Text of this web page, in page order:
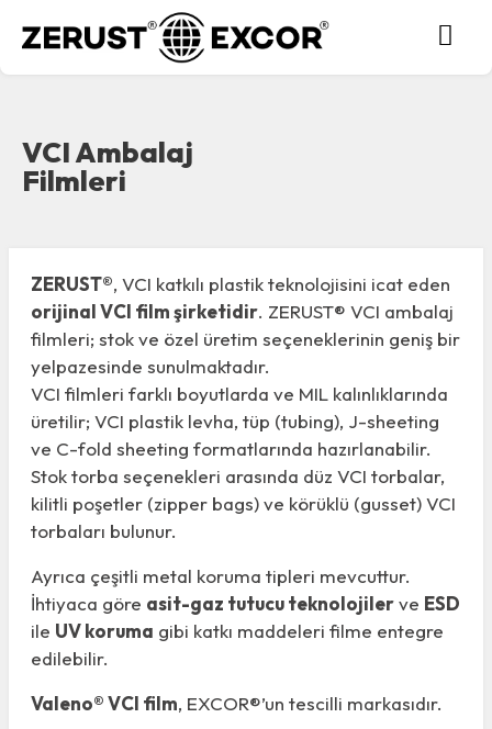
VCI Ambalaj
Filmleri
ZERUST®, VCI katkılı plastik teknolojisini icat eden
orijinal VCI film şirketidir. ZERUST® VCI ambalaj
filmleri; stok ve özel üretim seçeneklerinin geniş bir
yelpazesinde sunulmaktadır.
VCI filmleri farklı boyutlarda ve MIL kalınlıklarında
üretilir; VCI plastik levha, tüp (tubing), J-sheeting
ve C-fold sheeting formatlarında hazırlanabilir.
Stok torba seçenekleri arasında düz VCI torbalar,
kilitli poşetler (zipper bags) ve körüklü (gusset) VCI
torbaları bulunur.
Ayrıca çeşitli metal koruma tipleri mevcuttur.
İhtiyaca göre asit-gaz tutucu teknolojilerve ESD
ile UV koruma gibi katkı maddeleri filme entegre
edilebilir.
Valeno® VCI film, EXCOR®’un tescilli markasıdır.